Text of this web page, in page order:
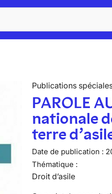
Publications
PAROLE
nationale
terre
Date de publication :
Thématique :
Droit d’asile